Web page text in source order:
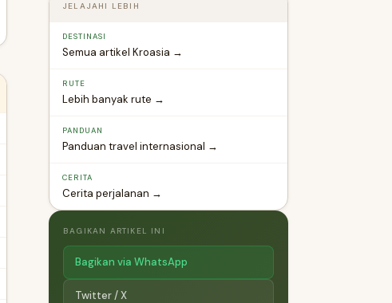
JELAJAHI LEBIH
DESTINASI
Semua artikel Kroasia →
RUTE
Lebih banyak rute →
PANDUAN
Panduan travel internasional →
CERITA
Cerita perjalanan →
BAGIKAN ARTIKEL INI
Bagikan via WhatsApp
Twitter / X